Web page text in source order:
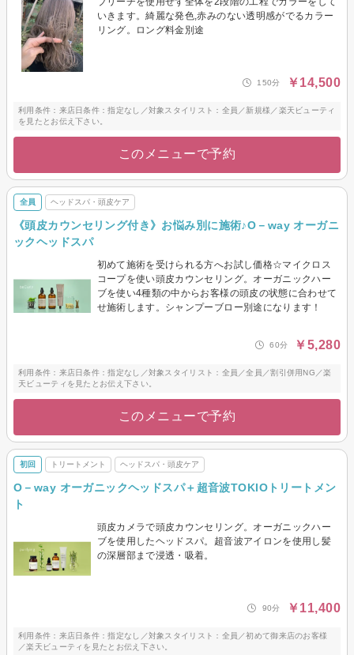
いきます。綺麗な発色,赤みのない透明感がでるカラー
リング。ロング料金別途
150分 ￥14,500
利用条件：来店日条件：指定なし／対象スタイリスト：全員／新規様／楽天ビューティ
を見たとお伝え下さい。
このメニューで予約
全員 ヘッドスパ・頭皮ケア
《頭皮カウンセリング付き》お悩み別に施術♪O－way オーガニ
ックヘッドスパ
初めて施術を受けられる方へお試し価格☆マイクロス
コープを使い頭皮カウンセリング。オーガニックハー
ブを使い4種類の中からお客様の頭皮の状態に合わせて
せ施術します。シャンプーブロー別途になります！
60分 ￥5,280
利用条件：来店日条件：指定なし／対象スタイリスト：全員／全員／割引併用NG／楽
天ビューティを見たとお伝え下さい。
このメニューで予約
初回 トリートメント ヘッドスパ・頭皮ケア
O－way オーガニックヘッドスパ＋超音波TOKIOトリートメン
ト
頭皮カメラで頭皮カウンセリング。オーガニックハー
ブを使用したヘッドスパ。超音波アイロンを使用し髪
の深層部まで浸透・吸着。
90分 ￥11,400
利用条件：来店日条件：指定なし／対象スタイリスト：全員／初めて御来店のお客様
／楽天ビューティを見たとお伝え下さい。